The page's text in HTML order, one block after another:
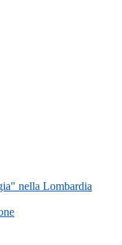
nella Lombardia